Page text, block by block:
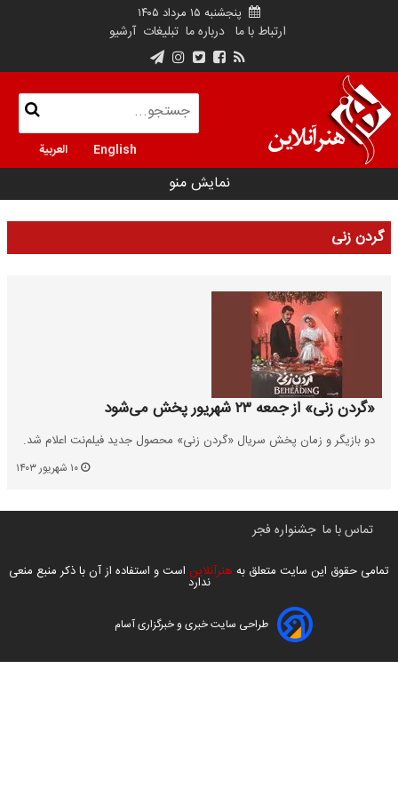
پنجشنبه ۱۵ مرداد ۱۴۰۵
ارتباط با ما درباره ما تبلیغات آرشیو
English العربية
نمایش منو
گردن زنی
«گردن زنی» از جمعه ۲۳ شهریور پخش می‌شود
دو بازیگر و زمان پخش سریال «گردن زنی» محصول جدید فیلم‌نت اعلام شد.
تماس با ما جشنواره فجر
تمامی حقوق این سایت متعلق به هنرآنلاین است و استفاده از آن با ذکر منبع منعی
ندارد
طراحی سایت خبری و خبرگزاری آسام